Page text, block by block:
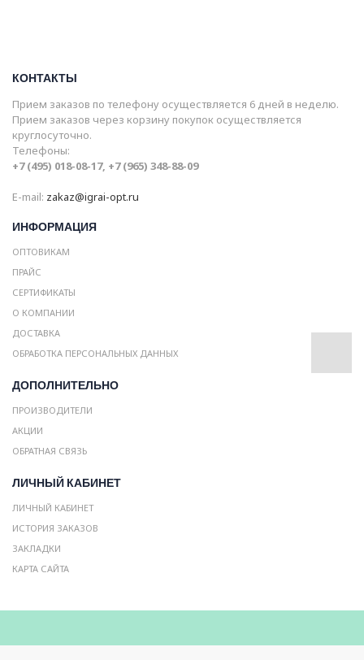
КОНТАКТЫ
Прием заказов по телефону осуществляется 6 дней в неделю.
Прием заказов через корзину покупок осуществляется
круглосуточно.
Телефоны:
+7 (495) 018-08-17, +7 (965) 348-88-09
E-mail: zakaz@igrai-opt.ru
ИНФОРМАЦИЯ
ОПТОВИКАМ
ПРАЙС
СЕРТИФИКАТЫ
О КОМПАНИИ
ДОСТАВКА
ОБРАБОТКА ПЕРСОНАЛЬНЫХ ДАННЫХ
ДОПОЛНИТЕЛЬНО
ПРОИЗВОДИТЕЛИ
АКЦИИ
ОБРАТНАЯ СВЯЗЬ
ЛИЧНЫЙ КАБИНЕТ
ЛИЧНЫЙ КАБИНЕТ
ИСТОРИЯ ЗАКАЗОВ
ЗАКЛАДКИ
КАРТА САЙТА